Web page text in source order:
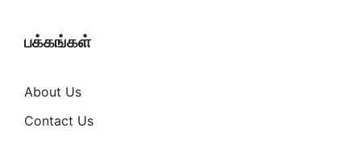
பக்கங்கள்
About Us
Contact Us